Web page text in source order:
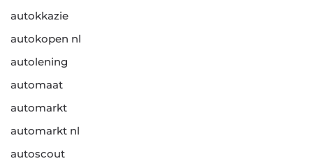
autokkazie
autokopen nl
autolening
automaat
automarkt
automarkt nl
autoscout